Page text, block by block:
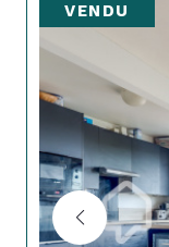
VENDU